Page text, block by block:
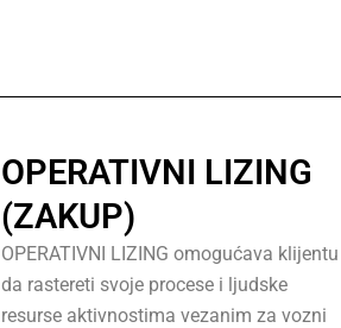
OPERATIVNI LIZING
(ZAKUP)
OPERATIVNI LIZING omogućava klijentu
da rastereti svoje procese i ljudske
resurse aktivnostima vezanim za vozni